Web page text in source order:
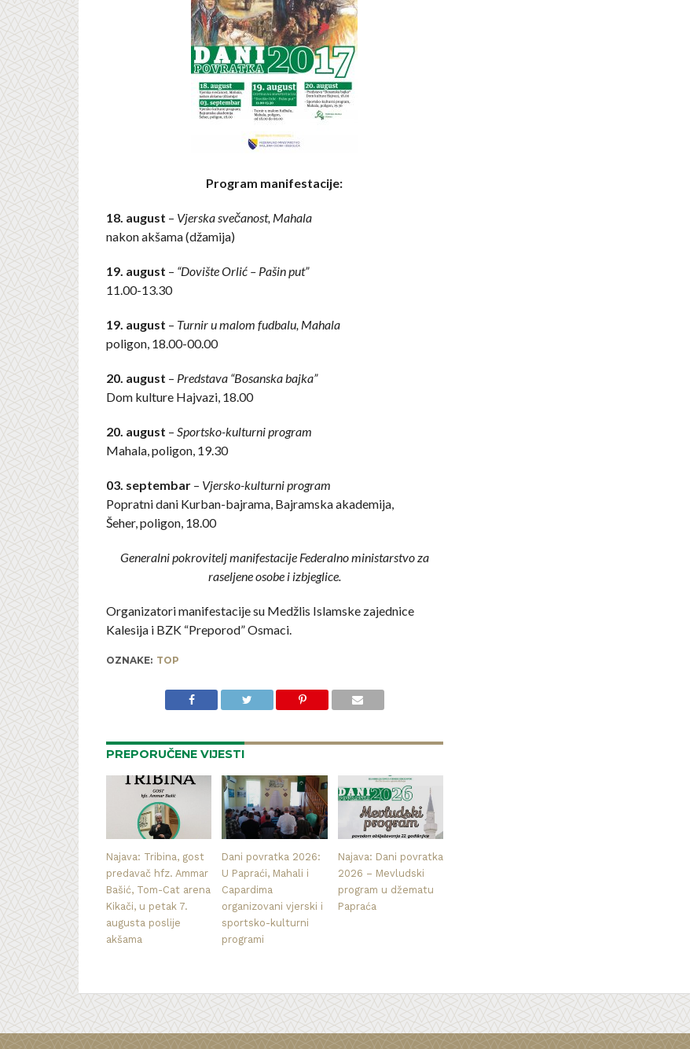
Program manifestacije:
18. august – Vjerska svečanost, Mahala
nakon akšama (džamija)
19. august – “Dovište Orlić – Pašin put”
11.00-13.30
19. august – Turnir u malom fudbalu, Mahala
poligon, 18.00-00.00
20. august – Predstava “Bosanska bajka”
Dom kulture Hajvazi, 18.00
20. august – Sportsko-kulturni program
Mahala, poligon, 19.30
03. septembar– Vjersko-kulturni program
Popratni dani Kurban-bajrama, Bajramska akademija,
Šeher, poligon, 18.00
Generalni pokrovitelj manifestacije Federalno ministarstvo za
raseljene osobe i izbjeglice.
Organizatori manifestacije su Medžlis Islamske zajednice
Kalesija i BZK “Preporod” Osmaci.
OZNAKE: TOP
PREPORUČENE VIJESTI
Najava: Tribina, gost
predavač hfz. Ammar
Bašić, Tom-Cat arena
Kikači, u petak 7.
augusta poslije
akšama
Dani povratka 2026:
U Papraći, Mahali i
Capardima
organizovani vjerski i
sportsko-kulturni
programi
Najava: Dani povratka
2026 – Mevludski
program u džematu
Papraća